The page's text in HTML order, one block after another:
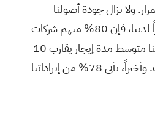
ولا تزال جودة أصولنا
متميزة، كما يشهد بذلك مستأجرونا، فضلاً عن تميزنا التشغيلي وفريقنا الذي يُعدّ الأفضل في فئته. وأعتقد أنه من الإنصاف القول إنه إذا نظرنا إلى أفضل 20 مستأجراً لدينا، فإن 80% منهم شركات
ذات تصنيف استثماري أو شركات كبيرة، وهذا أمرٌ مطمئن للغاية. ويأتي 55% من إجمالي إيراداتنا السنوية المتكررة من هذه الشركات. ومن بين أفضل 20 مستأجراً، لدينا متوسط مدة إيجار يقارب 10
سنوات، وهو أمرٌ رائع حقاً، ولدينا أيضاً، على ما أعتقد، أطول متوسط مدة إيجار، ليس من حيث القيمة الإجمالية، بل من حيث مدة ديوننا، وسيتحدث مارك عن ذلك. وأخيراً، يأتي 78% من إيراداتنا